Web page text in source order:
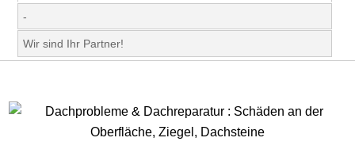
-
Wir sind Ihr Partner!